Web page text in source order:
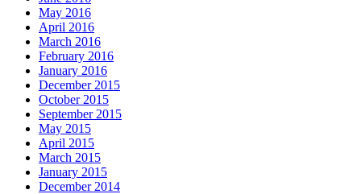
May 2016
April 2016
March 2016
February 2016
January 2016
December 2015
October 2015
September 2015
May 2015
April 2015
March 2015
January 2015
December 2014